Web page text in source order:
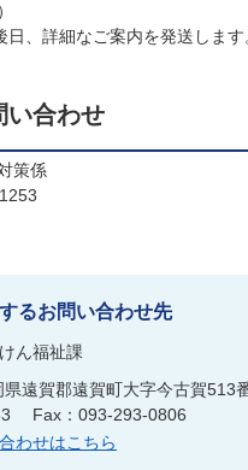
、詳細なご案内を発送します
い合わせ
策係
るお問い合わせ先
ん福祉課
県遠賀郡遠賀町大字今古賀513
Fax：093-293-0806
わせはこちら